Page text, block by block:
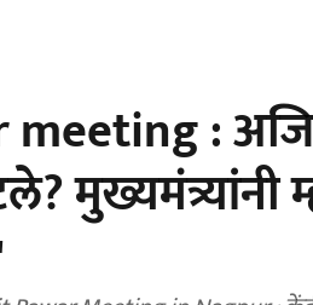
:
मुख्यमंत्र्यांनी